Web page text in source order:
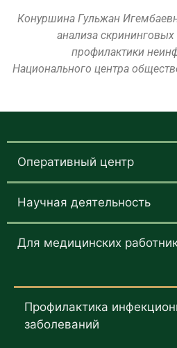
Конуршина Гульжан
анализа
профилактики
Национального центра
Оперативный центр
Научная деятельность
Для медицинских
Профилактика
заболеваний